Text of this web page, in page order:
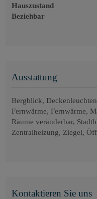
Hauszustand
Beziehbar
Ausstattung
Bergblick Deckenleuchten
Fernwärme
Fernwärme
Räume veränderbar
Zentralheizung
Ziegel
Kontaktieren Sie uns